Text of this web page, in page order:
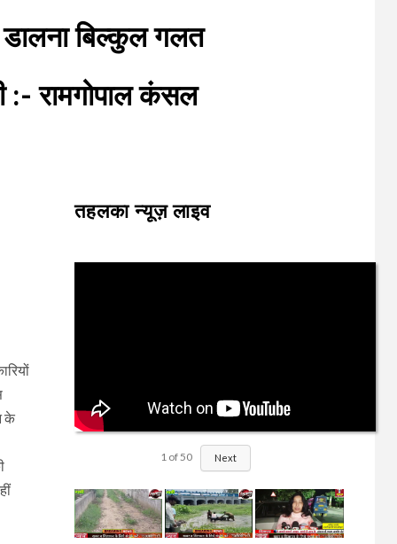
डालना बिल्कुल गलत
:- रामगोपाल कंसल
के
तहलका न्यूज़ लाइव
1 of 50 Next